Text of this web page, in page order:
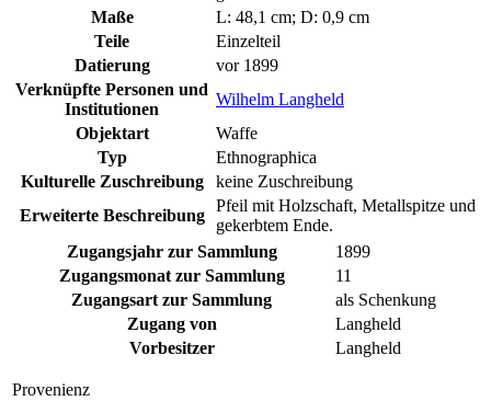
Maße
L: 48,1 cm; D: 0,9 cm
Teile
Einzelteil
Datierung
vor 1899
Verknüpfte Personen und
Institutionen
Wilhelm Langheld
Objektart
Waffe
Typ
Ethnographica
Kulturelle Zuschreibung
keine Zuschreibung
Erweiterte Beschreibung
Pfeil mit Holzschaft, Metallspitze und
gekerbtem Ende.
Zugangsjahr zur Sammlung
1899
Zugangsmonat zur Sammlung
11
Zugangsart zur Sammlung
als Schenkung
Zugang von
Langheld
Vorbesitzer
Langheld
Provenienz